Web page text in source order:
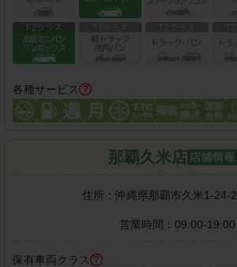
各種サービス
那覇久米店
住所：沖縄県那覇市久米1-24-2
営業時間： 09:00-19:00
保有車両クラス